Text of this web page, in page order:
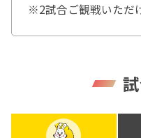
※2試合ご観戦いただ